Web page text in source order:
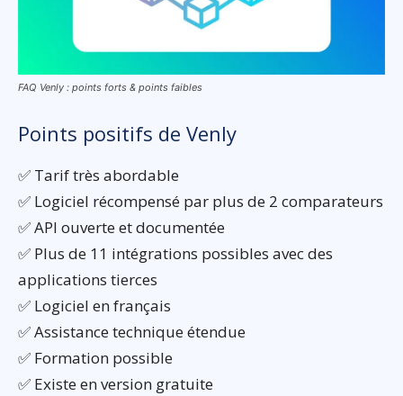
FAQ Venly : points forts & points faibles
Points positifs de Venly
✅ Tarif très abordable
✅ Logiciel récompensé par plus de 2 comparateurs
✅ API ouverte et documentée
✅ Plus de 11 intégrations possibles avec des
applications tierces
✅ Logiciel en français
✅ Assistance technique étendue
✅ Formation possible
✅ Existe en version gratuite